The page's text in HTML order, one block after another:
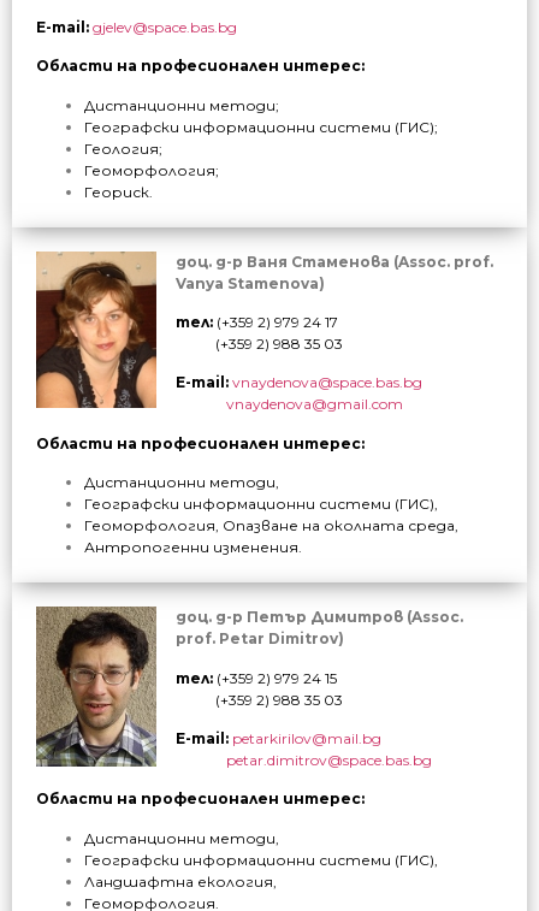
E-mail: gjelev@space.bas.bg
Области на професионален интерес:
Дистанционни методи;
Географски информационни системи (ГИС);
Геология;
Геоморфология;
Геориск.
доц. д-р Ваня Стаменова (Assoc. prof.
Vanya Stamenova)
тел: (+359 2) 979 24 17
(+359 2) 988 35 03
E-mail: vnaydenova@space.bas.bg
vnaydenova@gmail.com
Области на професионален интерес:
Дистанционни методи,
Географски информационни системи (ГИС),
Геоморфология, Опазване на околната среда,
Антропогенни изменения.
доц. д-р Петър Димитров (Assoc.
prof. Petar Dimitrov)
тел: (+359 2) 979 24 15
(+359 2) 988 35 03
E-mail: petarkirilov@mail.bg
petar.dimitrov@space.bas.bg
Области на професионален интерес:
Дистанционни методи,
Географски информационни системи (ГИС),
Ландшафтна екология,
Геоморфология.